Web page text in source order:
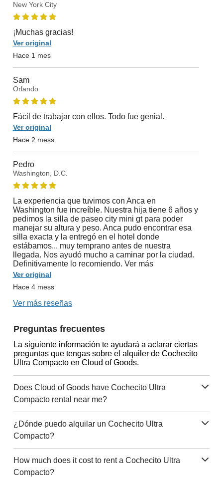
New York City
¡Muchas gracias!
Ver original
Hace 1 mes
Sam
Orlando
Fácil de trabajar con ellos. Todo fue genial.
Ver original
Hace 2 mess
Pedro
Washington, D.C.
La experiencia que tuvimos con Anca en
Washington fue increíble. Nuestra hija tiene 6 años y
pedimos la silla de paseo city mini gt para poder
manejar su altura y peso. Anca pudo encontrar esa
silla exacta y la entregó en el hotel donde
estábamos... muy temprano antes de nuestra
llegada. Nos ayudó mucho a caminar por la ciudad.
Definitivamente lo recomiendo. Ver más
Ver original
Hace 4 mess
Ver más reseñas
Preguntas frecuentes
La siguiente información te ayudará a aclarar ciertas
preguntas que tengas sobre el alquiler de Cochecito
Ultra Compacto en Cloud of Goods.
Does Cloud of Goods have Cochecito Ultra
Compacto rental near me?
¿Dónde puedo alquilar un Cochecito Ultra
Compacto?
How much does it cost to rent a Cochecito Ultra
Compacto?